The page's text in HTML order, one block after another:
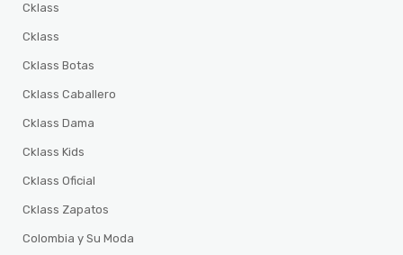
Cklass
Cklass
Cklass Botas
Cklass Caballero
Cklass Dama
Cklass Kids
Cklass Oficial
Cklass Zapatos
Colombia y Su Moda